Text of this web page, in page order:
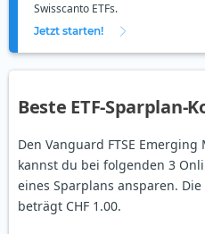
Swisscanto ETFs.
Jetzt starten!
Beste ETF-Sparplan-
Den Vanguard FTSE Emerging
kannst du bei folgenden 3
eines Sparplans ansparen.
beträgt CHF 1.00.